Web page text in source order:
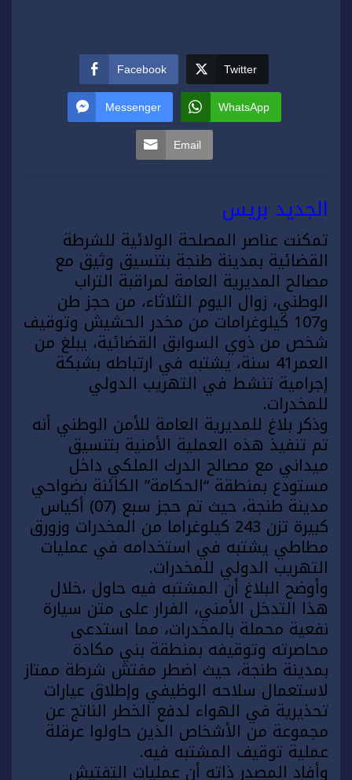
Facebook Twitter
Messenger WhatsApp
Email
الجديد بريس
تمكنت عناصر المصلحة الولائية للشرطة
القضائية بمدينة طنجة بتنسيق وثيق مع
مصالح المديرية العامة لمراقبة التراب
الوطني، زوال اليوم الثلاثاء، من حجز طن
و107 كيلوغرامات من مخدر الحشيش وتوقيف
شخص من ذوي السوابق القضائية، يبلغ من
العمر41 سنة، يشتبه في ارتباطه بشبكة
إجرامية تنشط في التهريب الدولي
للمخدرات.
وذكر بلاغ للمديرية العامة للأمن الوطني أنه
تم تنفيذ هذه العملية الأمنية بتنسيق
ميداني مع مصالح الدرك الملكي داخل
مستودع بمنطقة “الحكامة” الكائنة بضواحي
مدينة طنجة ، حيث تم حجز سبع (07) أكياس
كبيرة تزن 243 كيلوغراما من المخدرات وزورق
مطاطي يشتبه في استخدامه في عمليات
التهريب الدولي للمخدرات.
وأوضح البلاغ أن المشتبه فيه حاول ،خلال
هذا التدخل الأمني، الفرار على متن سيارة
نفعية محملة بالمخدرات، مما استدعى
محاصرته وتوقيفه بمنطقة بني مكادة
بمدينة طنجة، حيث اضطر مفتش شرطة ممتاز
لاستعمال سلاحه الوظيفي وإطلاق عيارات
تحذيرية في الهواء لدفع الخطر الناتج عن
مجموعة من الأشخاص الذين حاولوا عرقلة
عملية توقيف المشتبه فيه.
وأفاد المصدر ذاته أن عمليات التفتيش